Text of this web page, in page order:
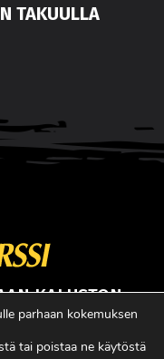
TAKUULLA
KALUSTON
All Rights Reserved.
parhaan kokemuksen
tai poistaa ne käytöstä